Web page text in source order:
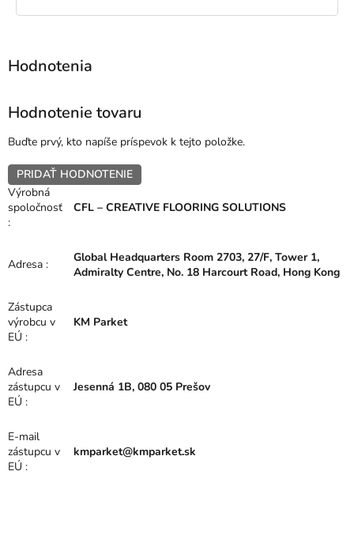
Hodnotenie tovaru
Buďte prvý, kto napíše príspevok k tejto položke.
PRIDAŤ HODNOTENIE
Výrobná
spoločnosť
:
CFL – CREATIVE FLOORING SOLUTIONS
Adresa :
Global Headquarters Room 2703, 27/F, Tower 1,
Admiralty Centre, No. 18 Harcourt Road, Hong Kong
Zástupca
výrobcu v
EÚ :
KM Parket
Adresa
zástupcu v
EÚ :
Jesenná 1B, 080 05 Prešov
E-mail
zástupcu v
EÚ :
kmparket@kmparket.sk